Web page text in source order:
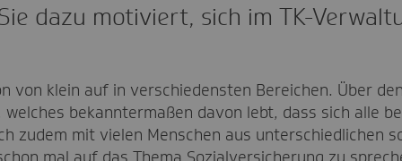
dazu motiviert, sich im TK-
von klein auf in verschiedensten Bereichen. Über
bekanntermaßen davon lebt, dass sich alle
zudem mit vielen Menschen aus unterschiedlichen